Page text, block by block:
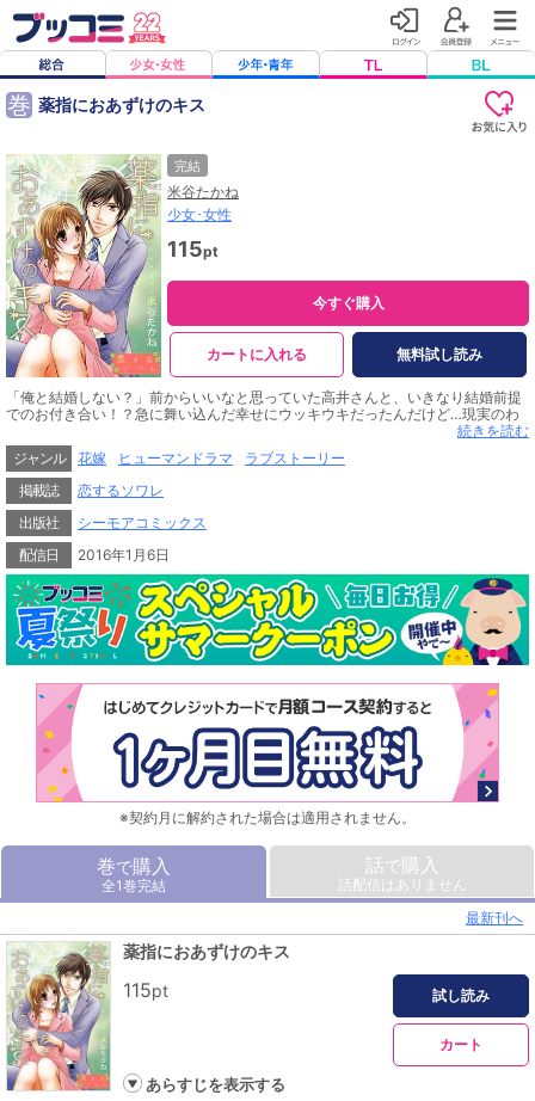
巻 薬指におあずけのキス
完結
米谷たかね
少女･女性
115pt
今すぐ購入
カートに入れる 無料試し読み
「俺と結婚しない？」前からいいなと思っていた高井さんと、いきなり結婚前提
でのお付き合い！？急に舞い込んだ幸せにウッキウキだったんだけど…現実のわ
たしは掃除きらい・ごはん作り面倒・家だと裸族の干物女子！こんなんじゃ結婚
なんて絶対無理です！！【恋するソワレ】
続きを読む
ジャンル
花嫁 ヒューマンドラマ
ラブストーリー
掲載誌
恋するソワレ
出版社
シーモアコミックス
配信日
2016年1月6日
※契約月に解約された場合は適用されません。
巻で購入
全1巻完結
話で購入
話配信はありません
最新刊へ
薬指におあずけのキス
115pt 試し読み
カート
あらすじを表示する